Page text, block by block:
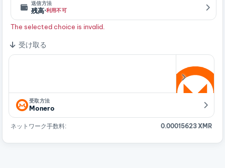
送信方法
残高·利用不可
The selected choice is invalid.
受け取る
受取方法
Monero
ネットワーク手数料: 0.00015623 XMR